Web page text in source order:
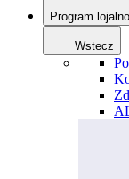
Program
Wstecz